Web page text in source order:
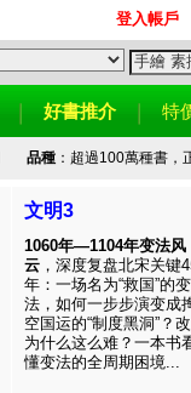
登入帳戶
好書推介 特
品種：超過100萬種書，
文明3
1060年—1104年变法风
云 ，深度复盘北宋关键
年：一场名为“救国”的变
法，如何一步步演变成
空国运的“制度黑洞”？
为什么这么难？一本书
懂变法的全周期困境...